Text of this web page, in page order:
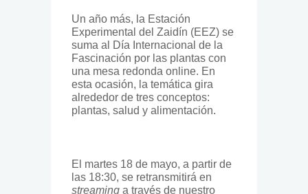
Un año más, la Estación
Experimental del Zaidín (EEZ) se
suma al Día Internacional de la
Fascinación por las plantas con
una mesa redonda online. En
esta ocasión, la temática gira
alrededor de tres conceptos:
plantas, salud y alimentación.
El martes 18 de mayo, a partir de
las 18:30, se retransmitirá en
streaming a través de nuestro